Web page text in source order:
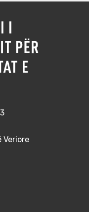
Veriore